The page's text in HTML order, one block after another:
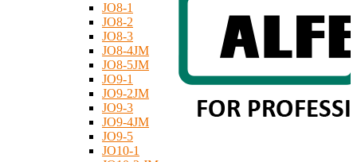
JO8-1
JO8-2
JO8-3
JO8-4JM
JO8-5JM
JO9-1
JO9-2JM
JO9-3
JO9-4JM
JO9-5
JO10-1